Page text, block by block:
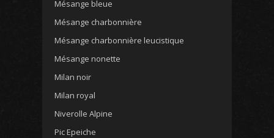
Mésange bleue
Mésange charbonnière
Mésange charbonnière leucistique
Mésange nonette
Milan noir
Milan royal
Niverolle Alpine
Pic Epeiche